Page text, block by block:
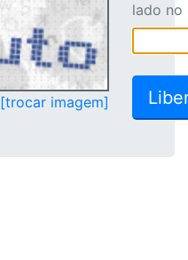
[trocar imagem]
lado no